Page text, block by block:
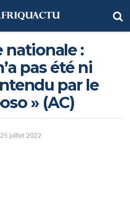
nationale :
pas été ni
par le
» (AC)
25 juillet 2022